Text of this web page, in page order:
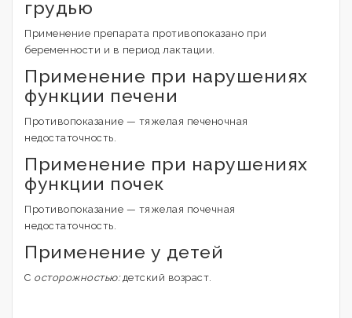
грудью
Применение препарата противопоказано при
беременности и в период лактации.
Применение при нарушениях
функции печени
Противопоказание — тяжелая печеночная
недостаточность.
Применение при нарушениях
функции почек
Противопоказание — тяжелая почечная
недостаточность.
Применение у детей
C осторожностью:детский возраст.